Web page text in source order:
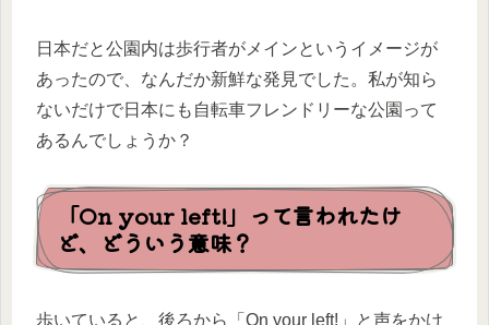
日本だと公園内は歩行者がメインというイメージが
あったので、なんだか新鮮な発見でした。私が知ら
ないだけで日本にも自転車フレンドリーな公園って
あるんでしょうか？
「On your left!」って言われたけ
ど、どういう意味？
歩いていると、後ろから「On your left!」と声をかけ